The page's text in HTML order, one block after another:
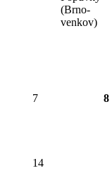
(Brno-
venkov)
7 8
14